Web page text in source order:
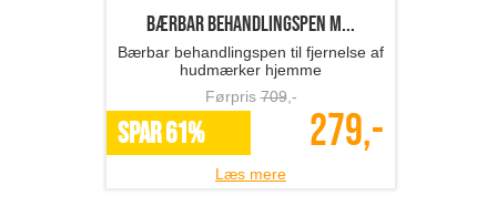
Bærbar behandlingspen m...
Bærbar behandlingspen til fjernelse af
hudmærker hjemme
Førpris709,-
SPAR 61% 279,-
Læs mere